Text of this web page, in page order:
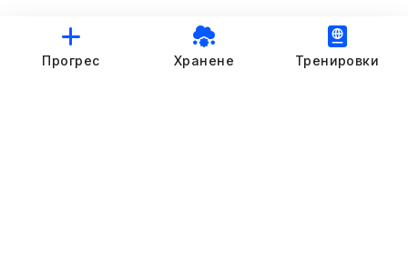
© StankovFit Progress App | 2025
Прогрес Хранене Тренировки